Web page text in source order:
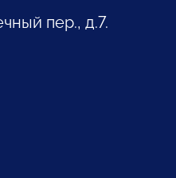
пер., д.7.